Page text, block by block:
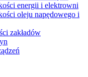
energii i elektrowni
oleju napędowego i
zakładów